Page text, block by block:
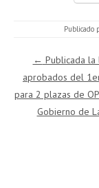
Publicado
Navegación de entradas
← Publicada la
aprobados del
para 2 plazas de
Gobierno de